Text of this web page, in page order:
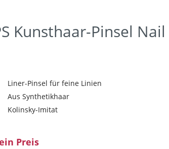
Kunsthaar-Pinsel
Liner-Pinsel für feine Linien
Aus Synthetikhaar
Kolinsky-Imitat
Preis